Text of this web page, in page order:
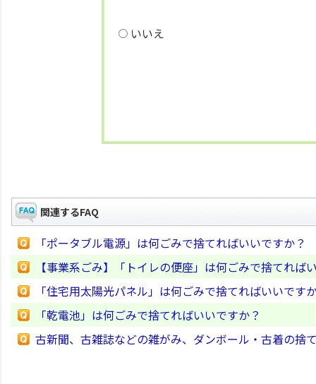
いいえ
関連するFAQ
「ポータブル電源」は何ごみで捨てればいいですか？
【事業系ごみ】「トイレの便座」は何ごみで捨てれば
「住宅用太陽光パネル」は何ごみで捨てればいいです
「乾電池」は何ごみで捨てればいいですか？
古新聞、古雑誌などの雑がみ、ダンボール・古着の捨